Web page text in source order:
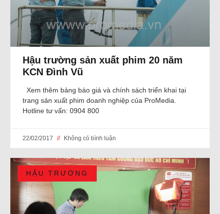
Hậu trường sản xuất phim 20 năm
KCN Đình Vũ
Xem thêm bảng báo giá và chính sách triển khai tại
trang sản xuất phim doanh nghiệp của ProMedia.
Hotline tư vấn: 0904 800
22/02/2017 Không có bình luận
HẬU TRƯỜNG